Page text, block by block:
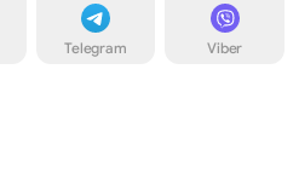
Telegram Viber